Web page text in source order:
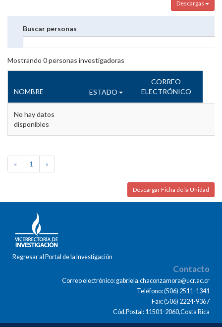
Descargas
Buscar personas
Mostrando 0personas investigadoras
NOMBRE ESTADO
CORREO
ELECTRÓNICO
No hay datos
disponibles
« 1 »
Descargar Ficha de la Unidad
Regresar al Portal de la Investigación
Contacto
Correo electrónico: gabriela.chaconzamora@ucr.ac.cr
Teléfono: (506) 2511-1341
Fax: (506) 2224-9367
Cód.Postal: 11501-2060,Costa Rica